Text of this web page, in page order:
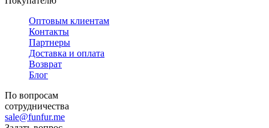
Оптовым клиентам
Контакты
Партнеры
Доставка и оплата
Возврат
Блог
По вопросам
сотрудничества
sale@funfur.me